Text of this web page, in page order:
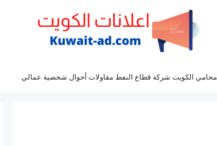
محامي الكويت شركة قطاع النفط مقاولات أحوال شخصية عمالي